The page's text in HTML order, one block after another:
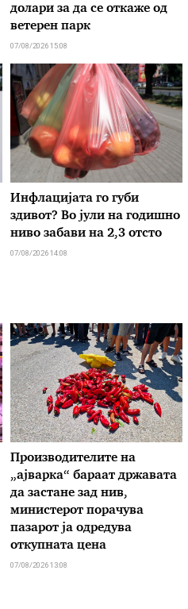
долари за да се откаже од
ветерен парк
07/08/2026 15:08
Инфлацијата го губи
здивот? Во јули на годишно
ниво забави на 2,3 отсто
07/08/2026 14:08
Производителите на
„ајварка“ бараат државата
да застане зад нив,
министерот порачува
пазарот ја одредува
откупната цена
07/08/2026 13:08